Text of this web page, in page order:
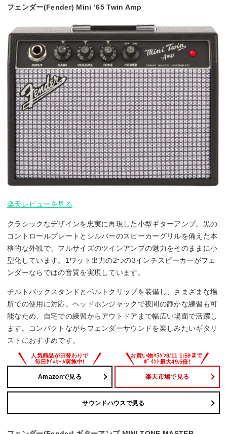
フェンダー(Fender) Mini ’65 Twin Amp
楽天レビューを見る
クラシックなデザインを忠実に再現した小型ギターアンプ。黒の
コントロールプレートとシルバーのスピーカーグリルを備えた本
格的な外観で、フルサイズのツインアンプの魅力をそのままに小
型化しています。1ワット出力の2つの3インチスピーカーがフェ
ンダーならではの音質を実現しています。
チルトバックスタンドとベルトクリップを装備し、さまざまな場
所での使用に対応。ヘッドホンジャックで夜間の静かな練習も可
能なため、自宅での練習からアウトドアまで幅広い場面で活躍し
ます。コンパクトながらフェンダーサウンドを楽しみたいギタリ
ストにおすすめです。
Amazonで見る 楽天市場で見る
サウンドハウスで見る